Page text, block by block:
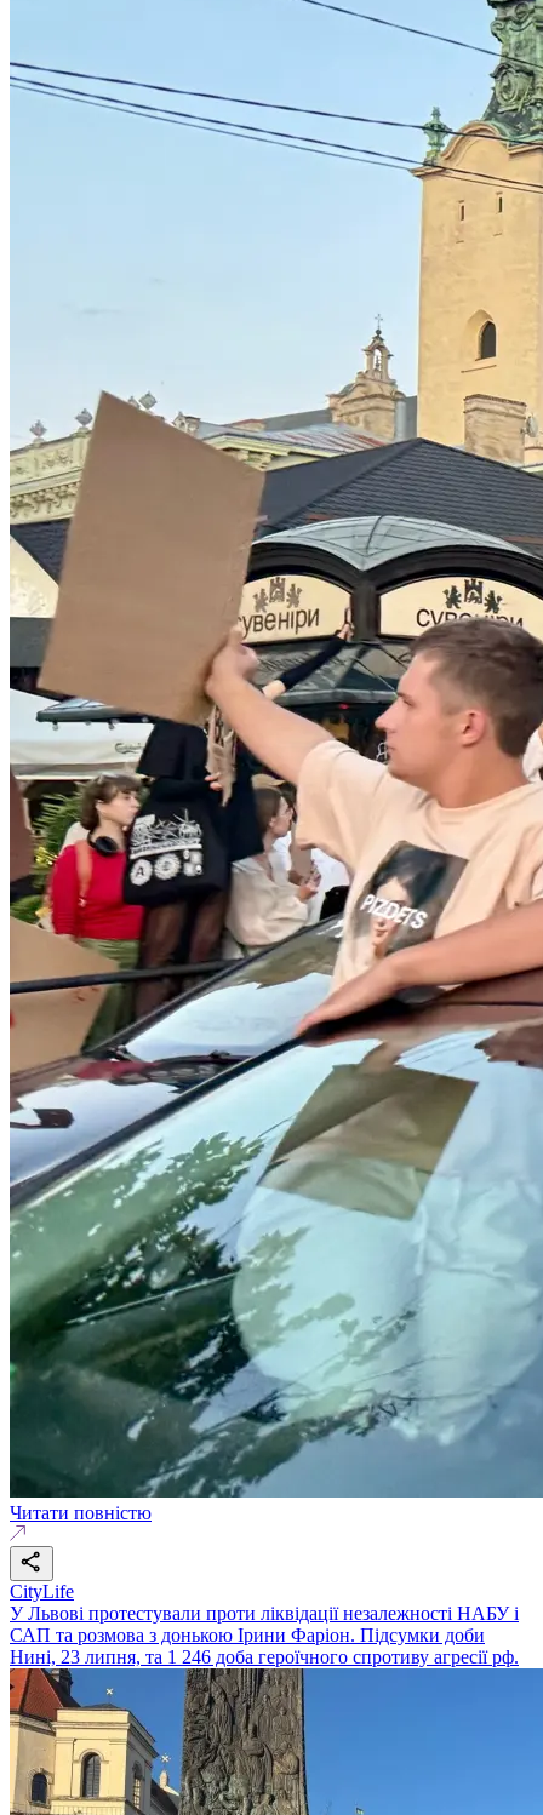
Читати повністю
CityLife
У Львові протестували проти ліквідації незалежності НАБУ і
САП та розмова з донькою Ірини Фаріон. Підсумки доби
Нині, 23 липня, та 1 246 доба героїчного спротиву агресії рф.